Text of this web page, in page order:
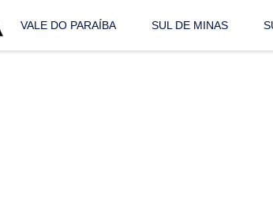
VALE DO PARAÍBA SUL DE MINAS